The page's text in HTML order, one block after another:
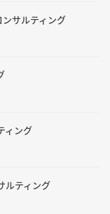
サルティング
ィング
ルティング